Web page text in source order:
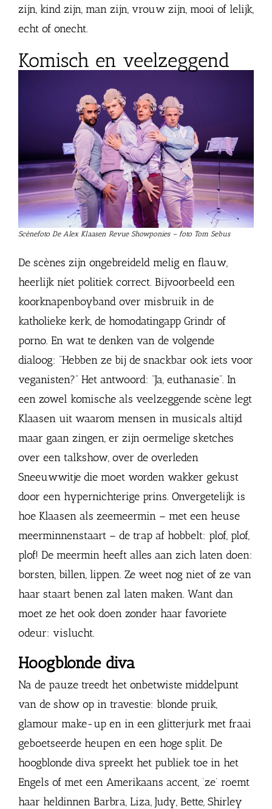
zijn, kind zijn, man zijn, vrouw zijn, mooi of lelijk,
echt of onecht.
Komisch en veelzeggend
Scènefoto De Alex Klaasen Revue Showponies – foto Tom Sebus
De scènes zijn ongebreideld melig en flauw,
heerlijk níet politiek correct. Bijvoorbeeld een
koorknapenboyband over misbruik in de
katholieke kerk, de homodatingapp Grindr of
porno. En wat te denken van de volgende
dialoog: “Hebben ze bij de snackbar ook iets voor
veganisten?” Het antwoord: “Ja, euthanasie”. In
een zowel komische als veelzeggende scène legt
Klaasen uit waarom mensen in musicals altijd
maar gaan zingen, er zijn oermelige sketches
over een talkshow, over de overleden
Sneeuwwitje die moet worden wakker gekust
door een hypernichterige prins. Onvergetelijk is
hoe Klaasen als zeemeermin – met een heuse
meerminnenstaart – de trap af hobbelt: plof, plof,
plof! De meermin heeft alles aan zich laten doen:
borsten, billen, lippen. Ze weet nog niet of ze van
haar staart benen zal laten maken. Want dan
moet ze het ook doen zonder haar favoriete
odeur: vislucht.
Hoogblonde diva
Na de pauze treedt het onbetwiste middelpunt
van de show op in travestie: blonde pruik,
glamour make-up en in een glitterjurk met fraai
geboetseerde heupen en een hoge split. De
hoogblonde diva spreekt het publiek toe in het
Engels of met een Amerikaans accent, ‘ze’ roemt
haar heldinnen Barbra, Liza, Judy, Bette, Shirley